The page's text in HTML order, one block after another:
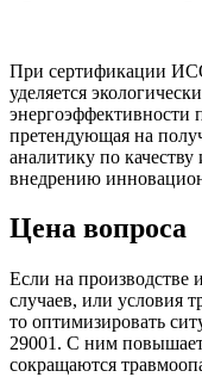
При сертификации
уделяется
энергоэффективности
претендующая на
аналитику по
внедрению
Цена вопроса
Если на производстве
случаев, или условия
то оптимизировать
29001. С ним
сокращаются